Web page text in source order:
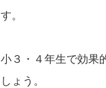
す。
小３・４年生で効果
しょう。